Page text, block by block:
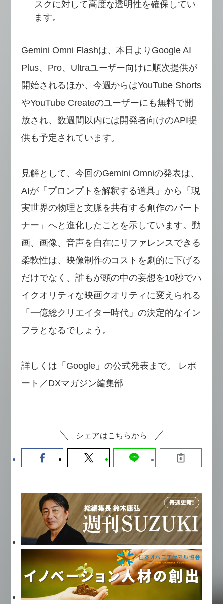
スクに対して高度な透明性を確保してい
ます。
Gemini Omni Flashは、本日よりGoogle AI
Plus、Pro、Ultraユーザー向けに順次提供が
開始されるほか、今週からはYouTube Shorts
やYouTube Createのユーザーにも無料で開
放され、数週間以内には開発者向けのAPI提
供も予定されています。
見解として、今回のGemini Omniの発表は、
AIが「プロンプトを解釈する道具」から「現
実世界の物理と文脈を共有する創作のパート
ナー」へと進化したことを示しています。動
画、画像、音声を自在にリファレンスできる
柔軟性は、映像制作のコストを劇的に下げる
だけでなく、誰もが頭の中の妄想を10秒でハ
イクオリティな映画クオリティに変えられる
「一億総クリエイター時代」の決定的なイン
フラとなるでしょう。
詳しくは「Google」の公式発表まで。 レポ
ート／DXマガジン編集部
シェアはこちらから